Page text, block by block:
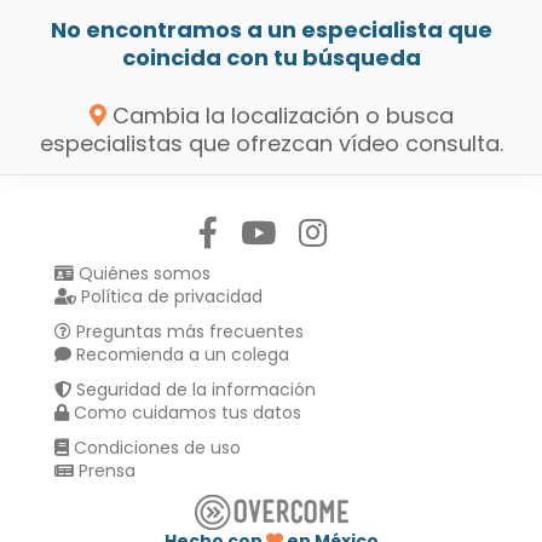
No encontramos a un especialista que
coincida con tu búsqueda
Cambia la localización o busca
especialistas que ofrezcan vídeo consulta.
Quiénes somos
Política de privacidad
Preguntas más frecuentes
Recomienda a un colega
Seguridad de la información
Como cuidamos tus datos
Condiciones de uso
Prensa